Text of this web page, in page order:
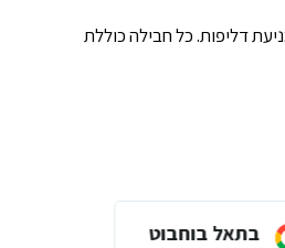
דליפות. כל חבילה כוללת
בתאל בוחבוט